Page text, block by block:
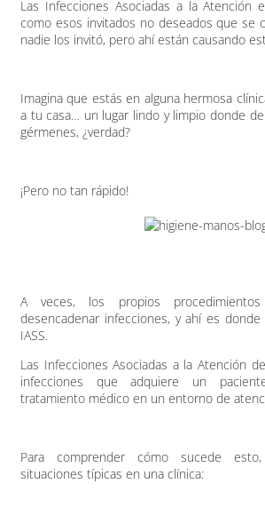
Las Infecciones Asociadas a la Atención
como esos invitados no deseados que se
nadie los invitó, pero ahí están causando
Imagina que estás en alguna hermosa
a tu casa… un lugar lindo y limpio donde
gérmenes, ¿verdad?
¡Pero no tan rápido!
A veces, los propios
desencadenar infecciones, y ahí es
IASS.
Las Infecciones Asociadas a la Atención
infecciones que adquiere un
tratamiento médico en un entorno de
Para comprender cómo sucede
situaciones típicas en una clínica: